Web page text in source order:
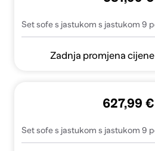
Zadnja promjena cijene
627,99 €